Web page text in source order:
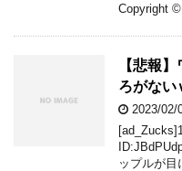
Copyright
【悲報
ろがない
2023/02/
ップルが目